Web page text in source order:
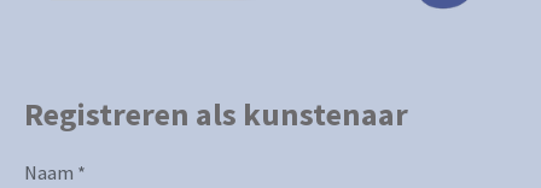
Registreren als kunstenaar
Naam *